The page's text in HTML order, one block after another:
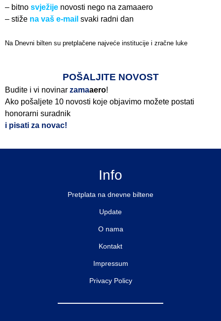
– bitno svježije novosti nego na zamaaero
– stiže na vaš e-mail svaki radni dan
Na Dnevni bilten su pretplačene najveće institucije i zračne luke
POŠALJITE NOVOST
Budite i vi novinar zamaaero!
Ako pošaljete 10 novosti koje objavimo možete postati
honorarni suradnik
i pisati za novac!
Info
Pretplata na dnevne biltene
Update
O nama
Kontakt
Impressum
Privacy Policy